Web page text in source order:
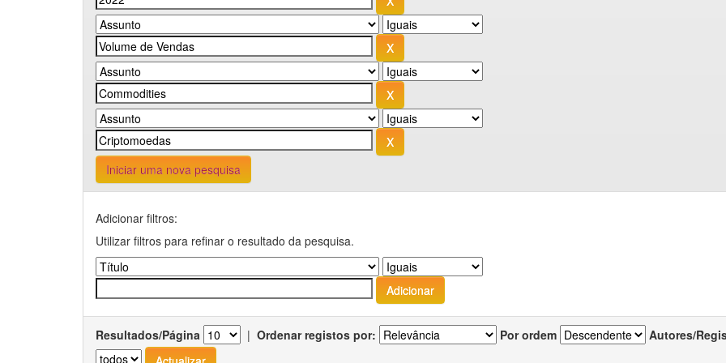
Iniciar uma nova pesquisa
Adicionar filtros:
Utilizar filtros para refinar o resultado da pesquisa.
Resultados/Página | Ordenar registos por: Por ordem Autores/